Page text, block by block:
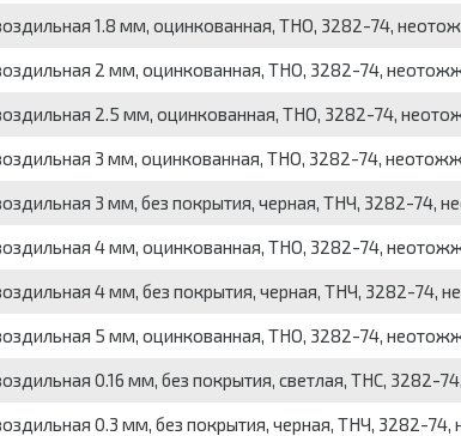
1.8 мм, оцинкованная, ТНО, 3282-74,
2 мм, оцинкованная, ТНО, 3282-74,
2.5 мм, оцинкованная, ТНО, 3282-74,
3 мм, оцинкованная, ТНО, 3282-74,
3 мм, без покрытия, черная, ТНЧ, 3282-74,
4 мм, оцинкованная, ТНО, 3282-74,
4 мм, без покрытия, черная, ТНЧ, 3282-74,
5 мм, оцинкованная, ТНО, 3282-74,
0.16 мм, без покрытия, светлая, ТНС, 3282-
0.3 мм, без покрытия, черная, ТНЧ, 3282-74,